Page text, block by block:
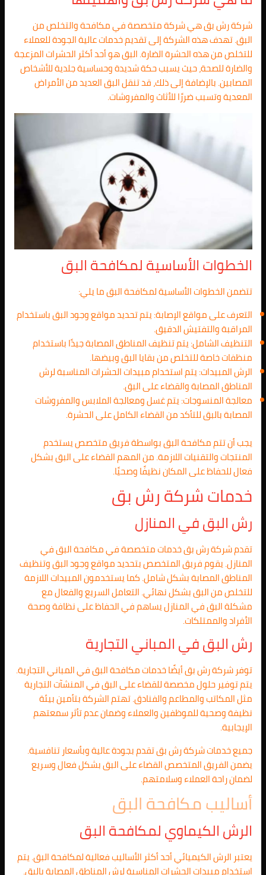
شركة رش بق هي شركة متخصصة في مكافحة والتخلص من
البق. تهدف هذه الشركة إلى تقديم خدمات عالية الجودة للعملاء
للتخلص من هذه الحشرة الضارة. البق هو أحد أكثر الحشرات المزعجة
والضارة للصحة، حيث يسبب حكة شديدة وحساسية جلدية للأشخاص
المصابين. بالإضافة إلى ذلك، قد تنقل البق العديد من الأمراض
المعدية وتسبب ضررًا للأثاث والمفروشات.
الخطوات الأساسية لمكافحة البق
تتضمن الخطوات الأساسية لمكافحة البق ما يلي:
التعرف على مواقع الإصابة: يتم تحديد مواقع وجود البق باستخدام
المراقبة والتفتيش الدقيق.
التنظيف الشامل: يتم تنظيف المناطق المصابة جيدًا باستخدام
منظفات خاصة للتخلص من بقايا البق وبيضها.
الرش المبيدات: يتم استخدام مبيدات الحشرات المناسبة لرش
المناطق المصابة والقضاء على البق.
معالجة المنسوجات: يتم غسل ومعالجة الملابس والمفروشات
المصابة بالبق للتأكد من القضاء الكامل على الحشرة.
يجب أن تتم مكافحة البق بواسطة فريق متخصص يستخدم
المنتجات والتقنيات اللازمة. من المهم القضاء على البق بشكل
فعال للحفاظ على المكان نظيفًا وصحيًا.
خدمات شركة رش بق
رش البق في المنازل
تقدم شركة رش بق خدمات متخصصة في مكافحة البق في
المنازل. يقوم فريق المتخصص بتحديد مواقع وجود البق وتنظيف
المناطق المصابة بشكل شامل. كما يستخدمون المبيدات اللازمة
للتخلص من البق بشكل نهائي. التعامل السريع والفعال مع
مشكلة البق في المنازل يساهم في الحفاظ على نظافة وصحة
الأفراد والممتلكات.
رش البق في المباني التجارية
توفر شركة رش بق أيضًا خدمات مكافحة البق في المباني التجارية.
يتم توفير حلول مخصصة للقضاء على البق في المنشآت التجارية
مثل المكاتب والمطاعم والفنادق. تهتم الشركة بتأمين بيئة
نظيفة وصحية للموظفين والعملاء وضمان عدم تأثر سمعتهم
الإيجابية.
جميع خدمات شركة رش بق تقدم بجودة عالية وبأسعار تنافسية.
يضمن الفريق المتخصص القضاء على البق بشكل فعال وسريع
لضمان راحة العملاء وسلامتهم.
أساليب مكافحة البق
الرش الكيماوي لمكافحة البق
يعتبر الرش الكيميائي أحد أكثر الأساليب فعالية لمكافحة البق. يتم
استخدام مبيدات الحشرات المناسبة لرش المناطق المصابة بالبق.